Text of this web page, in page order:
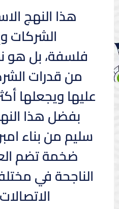
هذا النهج
الشركات
فلسفة، بل هو
من قدرات
عليها ويجعلها
بفضل هذا
سليم من بناء
ضخمة تضم
الناجحة في